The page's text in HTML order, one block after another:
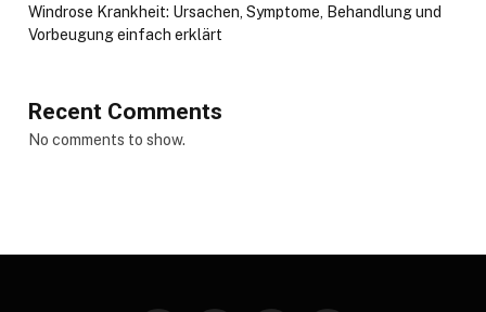
Windrose Krankheit: Ursachen, Symptome, Behandlung und
Vorbeugung einfach erklärt
Recent Comments
No comments to show.